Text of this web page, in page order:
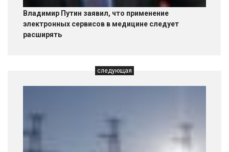
Владимир Путин заявил, что применение
электронных сервисов в медицине следует
расширять
следующая